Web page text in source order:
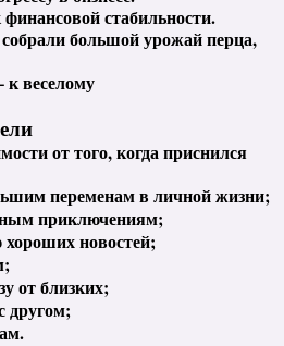
стабильности.
большой урожай перца,
веселому
от того, когда приснился
переменам в личной жизни;
приключениям;
новостей;
от близких;
другом;